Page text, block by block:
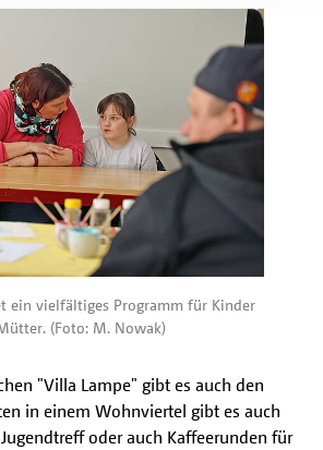
ein vielfältiges Programm für Kinder
(Foto: M. Nowak)
"Villa Lampe" gibt es auch den
in einem Wohnviertel gibt es auch
oder auch Kaffeerunden für